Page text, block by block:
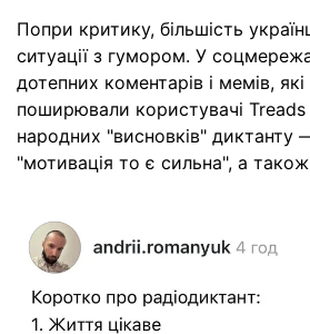
Попри критику, більшість
ситуації з гумором. У
дотепних коментарів і мемів,
поширювали користувачі
народних "висновків" диктанту
"мотивація то є сильна", а також